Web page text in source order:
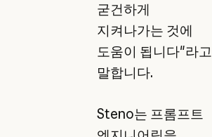
굳건하게
지켜나가는 것에
도움이 됩니다"라고
말합니다.
Steno는 프롬프트